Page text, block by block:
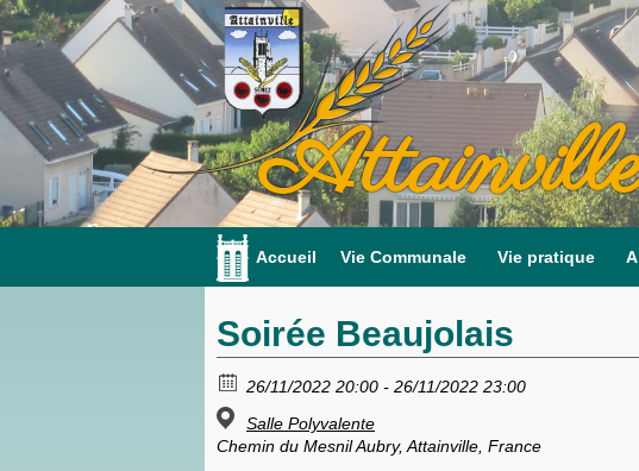
Accueil Vie Communale Vie pratique
Soirée Beaujolais
26/11/2022 20:00 - 26/11/2022 23:00
Salle Polyvalente
Chemin du Mesnil Aubry, Attainville, France